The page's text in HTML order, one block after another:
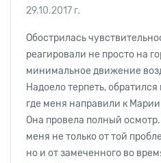
29.10.2017 г.
Обострилась
реагировали не просто на
минимальное движение
Надоело терпеть,
где меня направили к
Она провела полный
меня не только от той
но и от замеченного во